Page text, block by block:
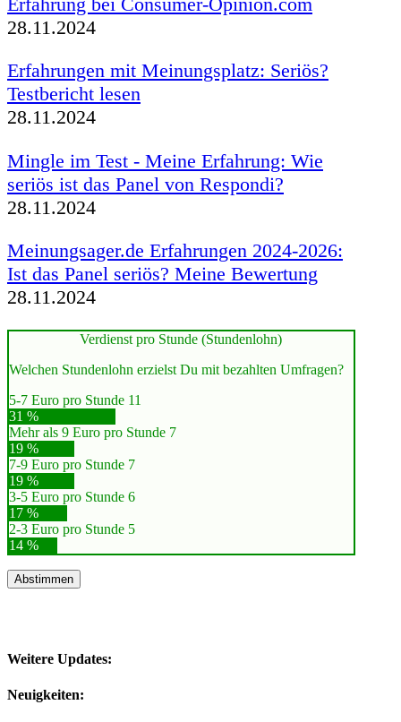
28.11.2024
Erfahrungen mit Meinungsplatz: Seriös?
Testbericht lesen
28.11.2024
Mingle im Test - Meine Erfahrung: Wie
seriös ist das Panel von Respondi?
28.11.2024
Meinungsager.de Erfahrungen 2024-2026:
Ist das Panel seriös? Meine Bewertung
28.11.2024
Verdienst pro Stunde (Stundenlohn)
Welchen Stundenlohn erzielst Du mit bezahlten Umfragen?
5-7 Euro pro Stunde 11
31 %
Mehr als 9 Euro pro Stunde 7
19 %
7-9 Euro pro Stunde 7
19 %
3-5 Euro pro Stunde 6
17 %
2-3 Euro pro Stunde 5
14 %
Abstimmen
Weitere Updates:
Neuigkeiten: